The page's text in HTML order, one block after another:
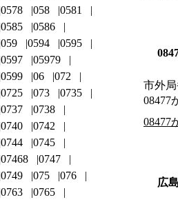
市外
08477
08477
広
0578 058
0581
0585
0586
059 0594
0595
0597
05979
0599 06
072
0725 073
0735
0737
0738
0740
0742
0744
0745
07468
0747
0749 075
076
0763
0765